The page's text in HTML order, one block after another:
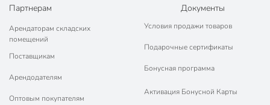
Партнерам
Арендаторам складских
помещений
Поставщикам
Арендодателям
Оптовым покупателям
Документы
Условия продажи товаров
Подарочные сертификаты
Бонусная программа
Активация Бонусной Карты